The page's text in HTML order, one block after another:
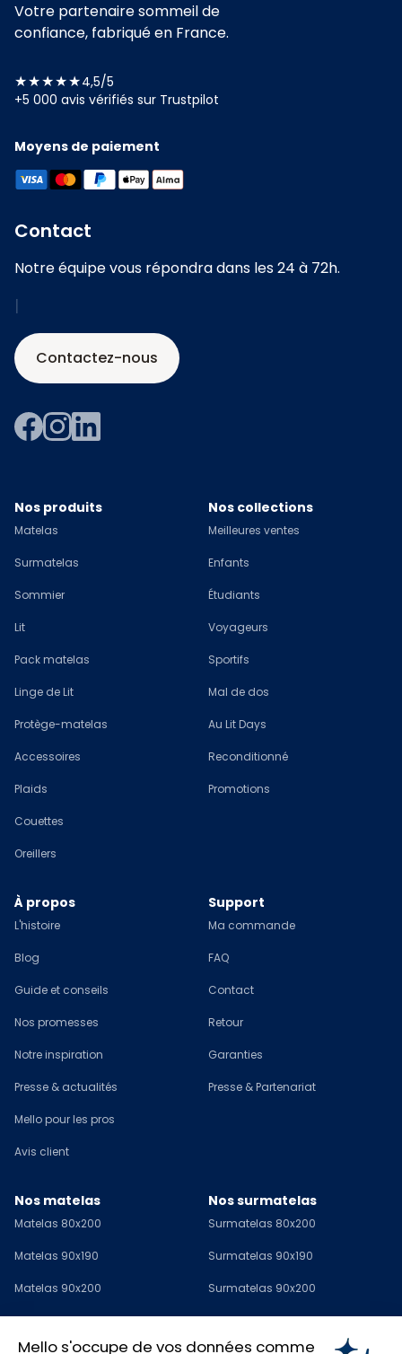
Mello s'occupe de vos données comme
Votre partenaire sommeil de
confiance, fabriqué en France.
★★★★★4,5/5
+5 000 avis vérifiés sur Trustpilot
Moyens de paiement
Contact
Notre équipe vous répondra dans les 24 à 72h.
|
Contactez-nous
Nos produits
Matelas
Surmatelas
Sommier
Lit
Pack matelas
Linge de Lit
Protège-matelas
Accessoires
Plaids
Couettes
Oreillers
Nos collections
Meilleures ventes
Enfants
Étudiants
Voyageurs
Sportifs
Mal de dos
Au Lit Days
Reconditionné
Promotions
À propos
L'histoire
Blog
Guide et conseils
Nos promesses
Notre inspiration
Presse & actualités
Mello pour les pros
Avis client
Support
Ma commande
FAQ
Contact
Retour
Garanties
Presse & Partenariat
Nos matelas
Matelas 80x200
Matelas 90x190
Matelas 90x200
Matelas 120x190
Nos surmatelas
Surmatelas 80x200
Surmatelas 90x190
Surmatelas 90x200
Surmatelas 120x190